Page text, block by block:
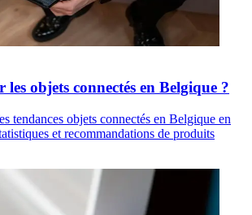
les objets connectés en Belgique ?
tendances objets connectés en Belgique en
et recommandations de produits